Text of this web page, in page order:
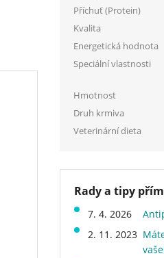
Příchuť (Protein)
Kvalita
Energetická hodnota
Speciální vlastnosti
Hmotnost
Druh krmiva
Veterinární dieta
Rady a tipy
7. 4. 2026
2. 11. 2023